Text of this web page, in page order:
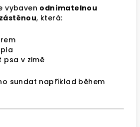
vybaven odnímatelnou
, která:
psa v zimě
sundat například během